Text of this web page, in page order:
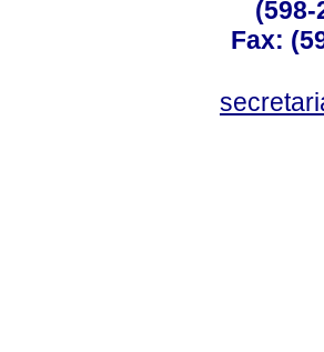
(598-
Fax: